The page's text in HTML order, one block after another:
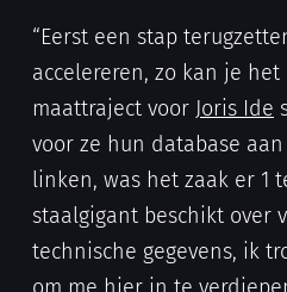
“Eerst een stap
accelereren, zo kan je het
maattraject voor Joris Ide
voor ze hun database
linken, was het zaak er 1
staalgigant beschikt over
technische gegevens, ik
om me hier in te